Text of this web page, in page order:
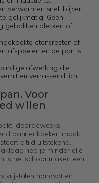
verwarmen snel, blijven
gelijkmatig. Geen
gebakken plekken of
etensresten of
afspoelen en de pan is
afwerking die
en verrassend licht
Voor
willen
doordeweeks
pannenkoeken maakt
altijd uitstekend.
heb je minder olie
is het schoonmaken een
handvat en